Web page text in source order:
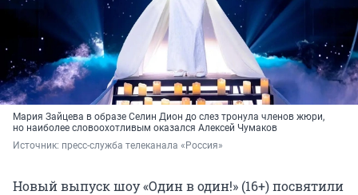
Мария Зайцева в образе Селин Дион до слез тронула членов жюри,
но наиболее словоохотливым оказался Алексей Чумаков
Источник: пресс-служба телеканала «Россия»
Новый выпуск шоу «Один в один!» (16+) посвятили